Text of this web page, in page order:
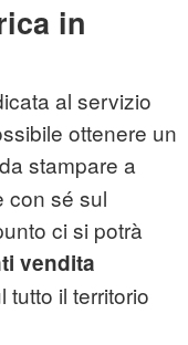
in
al servizio
ottenere un
stampare a
con sé sul
ci si potrà
vendita
tutto il territorio